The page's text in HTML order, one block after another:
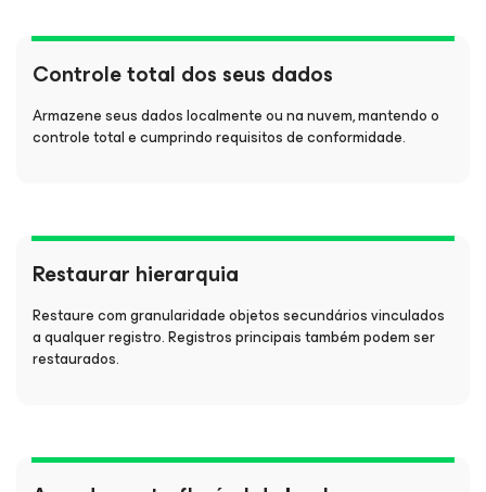
Controle total dos seus dados
Armazene seus dados localmente ou na nuvem, mantendo o
controle total e cumprindo requisitos de conformidade.
Restaurar hierarquia
Restaure com granularidade objetos secundários vinculados
a qualquer registro. Registros principais também podem ser
restaurados.